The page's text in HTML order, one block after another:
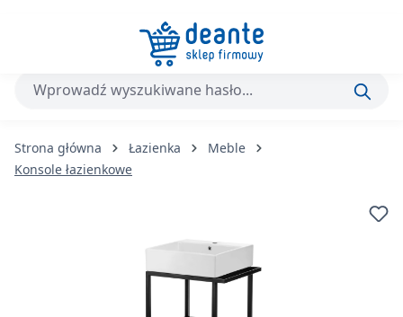
Przejdź do głównej zawartości
Strona główna Łazienka
Meble
Konsole łazienkowe